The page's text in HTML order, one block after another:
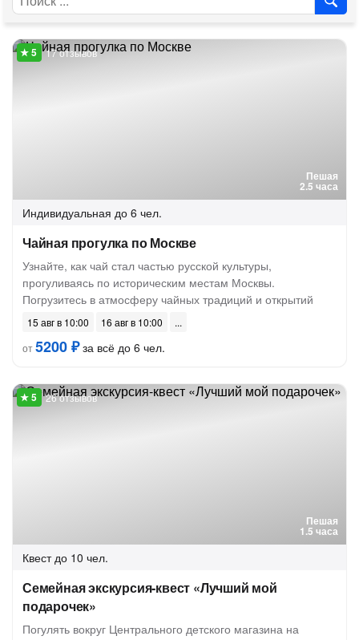
Пешая
2.5 часа
17 отзывов
Индивидуальная до 6 чел.
Чайная прогулка по Москве
Узнайте, как чай стал частью русской культуры,
прогуливаясь по историческим местам Москвы.
Погрузитесь в атмосферу чайных традиций и открытий
15 авг в 10:00
16 авг в 10:00
от5200 ₽за всё до 6 чел.
Пешая
1.5 часа
26 отзывов
Квест до 10 чел.
Семейная экскурсия-квест «Лучший мой
подарочек»
Погулять вокруг Центрального детского магазина на